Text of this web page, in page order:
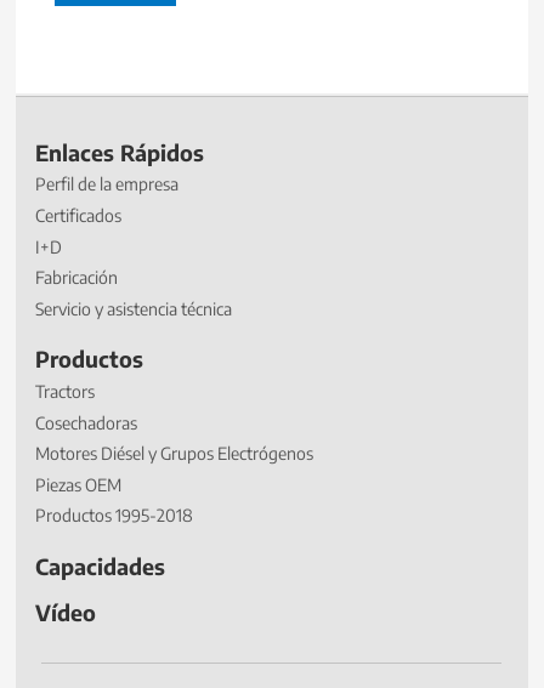
Enlaces Rápidos
Perfil de la empresa
Certificados
I+D
Fabricación
Servicio y asistencia técnica
Productos
Tractors
Cosechadoras
Motores Diésel y Grupos Electrógenos
Piezas OEM
Productos 1995-2018
Capacidades
Vídeo